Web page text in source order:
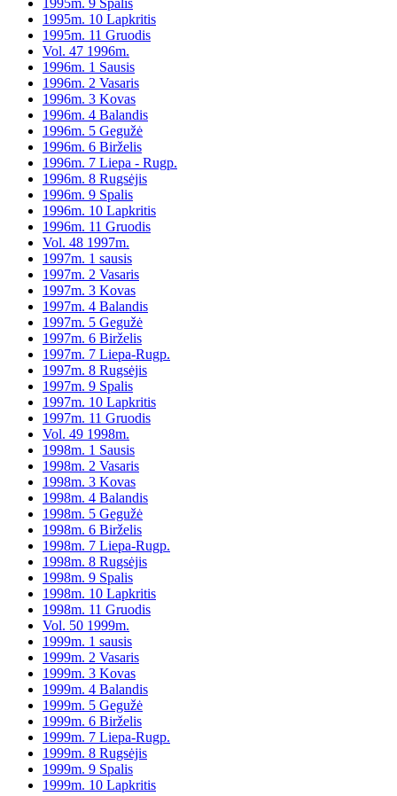
1995m. 9 Spalis
1995m. 10 Lapkritis
1995m. 11 Gruodis
Vol. 47 1996m.
1996m. 1 Sausis
1996m. 2 Vasaris
1996m. 3 Kovas
1996m. 4 Balandis
1996m. 5 Gegužė
1996m. 6 Birželis
1996m. 7 Liepa - Rugp.
1996m. 8 Rugsėjis
1996m. 9 Spalis
1996m. 10 Lapkritis
1996m. 11 Gruodis
Vol. 48 1997m.
1997m. 1 sausis
1997m. 2 Vasaris
1997m. 3 Kovas
1997m. 4 Balandis
1997m. 5 Gegužė
1997m. 6 Birželis
1997m. 7 Liepa-Rugp.
1997m. 8 Rugsėjis
1997m. 9 Spalis
1997m. 10 Lapkritis
1997m. 11 Gruodis
Vol. 49 1998m.
1998m. 1 Sausis
1998m. 2 Vasaris
1998m. 3 Kovas
1998m. 4 Balandis
1998m. 5 Gegužė
1998m. 6 Birželis
1998m. 7 Liepa-Rugp.
1998m. 8 Rugsėjis
1998m. 9 Spalis
1998m. 10 Lapkritis
1998m. 11 Gruodis
Vol. 50 1999m.
1999m. 1 sausis
1999m. 2 Vasaris
1999m. 3 Kovas
1999m. 4 Balandis
1999m. 5 Gegužė
1999m. 6 Birželis
1999m. 7 Liepa-Rugp.
1999m. 8 Rugsėjis
1999m. 9 Spalis
1999m. 10 Lapkritis